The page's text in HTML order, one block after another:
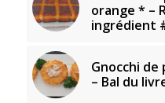
orange * –
ingrédient
Gnocchi de
– Bal du